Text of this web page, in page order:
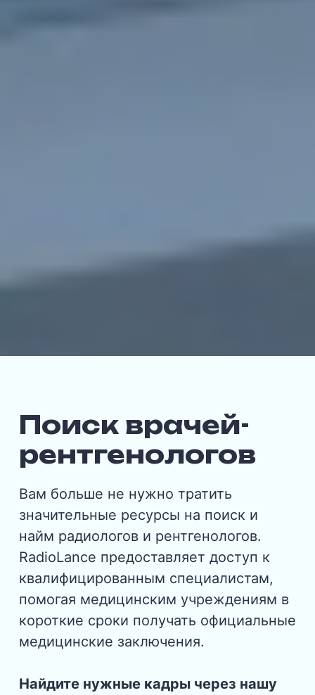
Поиск врачей-
рентгенологов
Вам больше не нужно тратить
значительные ресурсы на поиск и
найм радиологов и рентгенологов.
RadioLance предоставляет доступ к
квалифицированным специалистам,
помогая медицинским учреждениям в
короткие сроки получать официальные
медицинские заключения.
Найдите нужные кадры через нашу